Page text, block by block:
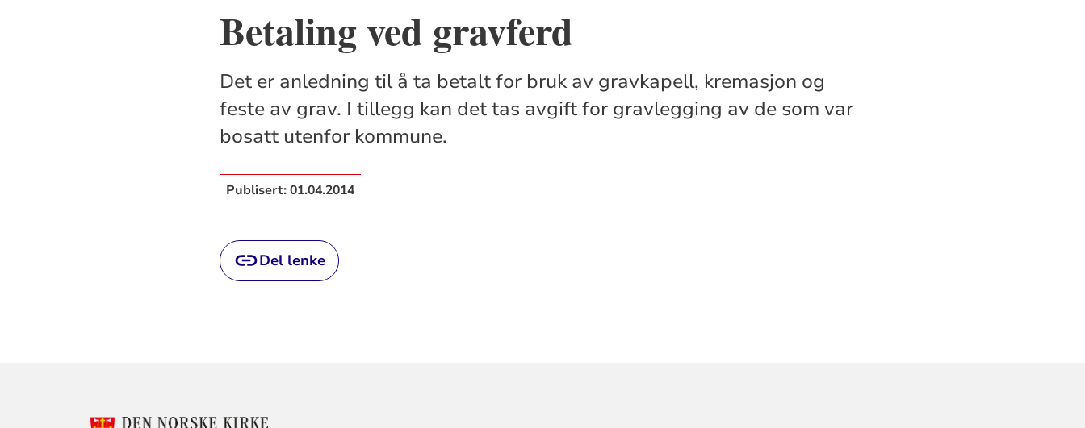
Betaling ved gravferd
Det er anledning til å ta betalt for bruk av gravkapell, kremasjon og
feste av grav. I tillegg kan det tas avgift for gravlegging av de som var
bosatt utenfor kommune.
Publisert:01.04.2014
Del lenke
KONTAKTINFORMASJON